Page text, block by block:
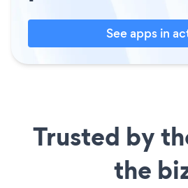
See apps in
Trusted by
the